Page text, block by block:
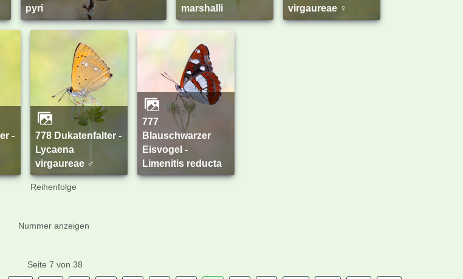
pyri
marshalli
virgaureae ♀
778 Dukatenfalter -
Lycaena
virgaureae ♂
777
Blauschwarzer
Eisvogel -
Limenitis reducta
Reihenfolge
Nummer anzeigen
Seite 7 von 38